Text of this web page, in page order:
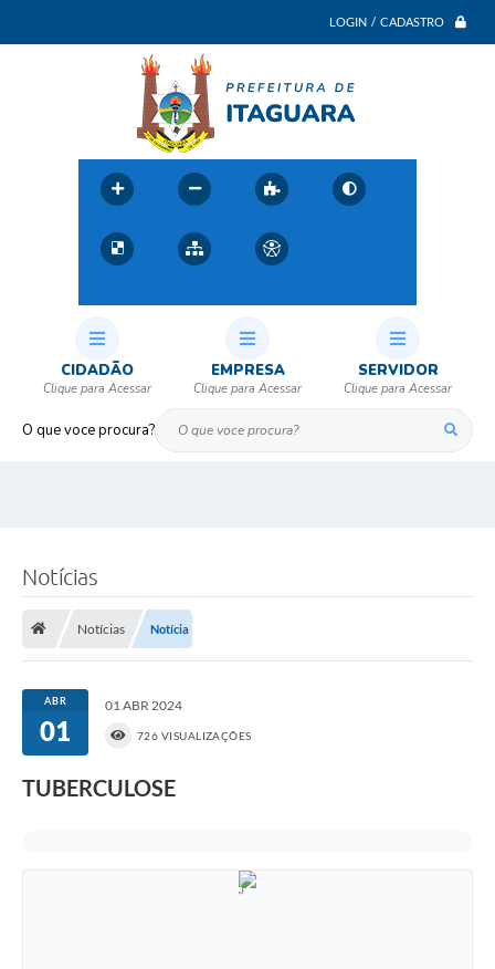
LOGIN / CADASTRO
O que voce procura?
CIDADÃO EMPRESA SERVIDOR
Notícias
Notícias Notícia
ABR
01
01 ABR 2024
726 VISUALIZAÇÕES
TUBERCULOSE